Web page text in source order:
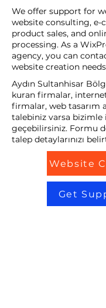
We offer support for
website consulting, e-
product sales, and
processing. As a
agency, you can
website creation
Aydın Sultanhisar
kuran firmalar,
firmalar, web tasarım
talebiniz varsa
geçebilirsiniz. Formu
talep detaylarınızı
Website
Get